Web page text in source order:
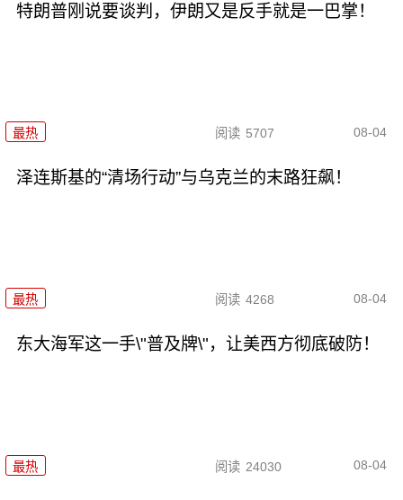
特朗普刚说要谈判，伊朗又是反手就是一巴掌！
最热 阅读 5707 08-04
泽连斯基的“清场行动”与乌克兰的末路狂飙！
最热 阅读 4268 08-04
东大海军这一手\"普及牌\"，让美西方彻底破防！
最热 阅读 24030 08-04